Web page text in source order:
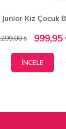
999,95
İNCELE